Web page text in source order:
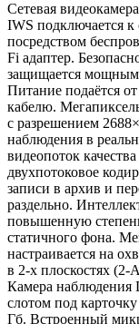
Сетевая
IWS подключается к
посредством
Fi адаптер.
защищается
Питание подаётся
кабелю.
с разрешением
наблюдения в
видеопоток
двухпотоковое
записи в архив и
раздельно.
повышенную
статичного фона.
настраивается на
в 2-х плоскостях (2-
Камера наблюдения
слотом под
Гб. Встроенный